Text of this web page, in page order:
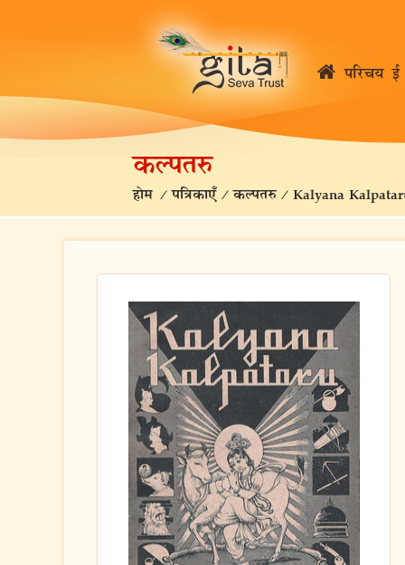
परिचय ई
कल्पतरु
होम /पत्रिकाएँ /कल्पतरु / Kalyana